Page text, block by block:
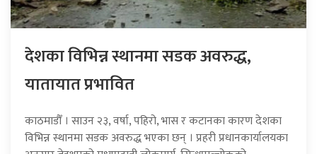
देशका विभिन्न स्थानमा सडक अवरुद्ध,
यातायात प्रभावित
काठमाडौँ । साउन २३, वर्षा, पहिरो, भास र कटानका कारण देशका
विभिन्न स्थानमा सडक अवरुद्ध भएका छन् । प्रहरी प्रधानकार्यालयका